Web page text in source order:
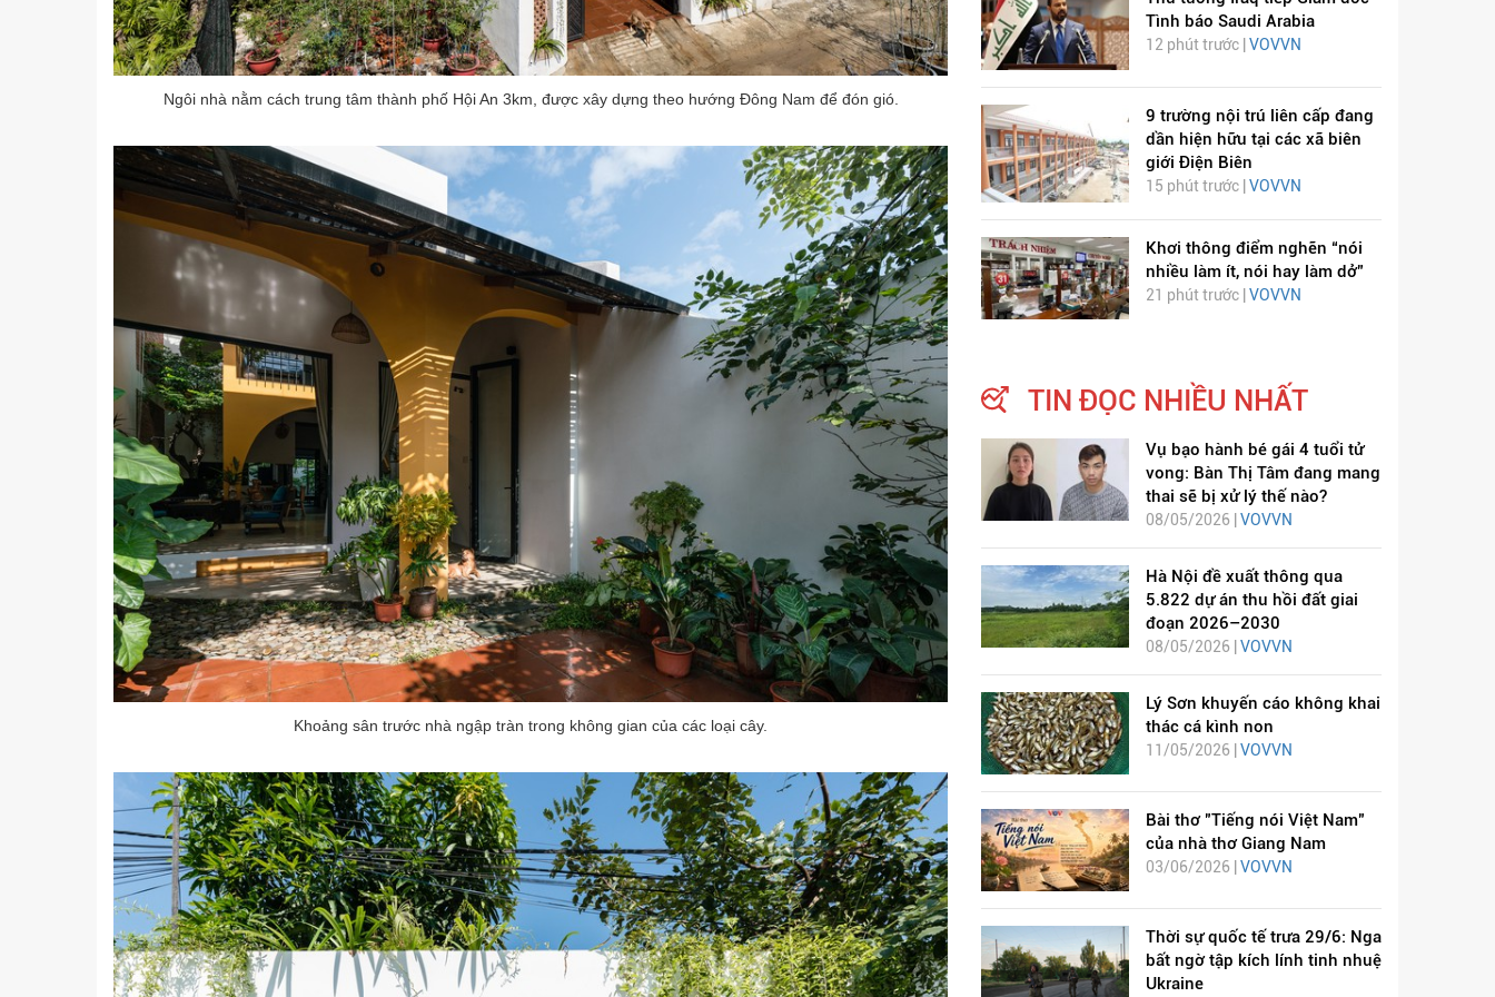
Ngôi nhà nằm cách trung tâm thành phố Hội An 3km, được xây dựng theo hướng Đông Nam để đón gió.
Khoảng sân trước nhà ngập tràn trong không gian của các loại cây.
Tình báo Saudi Arabia
12 phút trước | VOVVN
9 trường nội trú liên cấp đang
dần hiện hữu tại các xã biên
giới Điện Biên
15 phút trước |VOVVN
Khơi thông điểm nghẽn “nói
nhiều làm ít, nói hay làm dở”
21 phút trước | VOVVN
TIN ĐỌC NHIỀU NHẤT
Vụ bạo hành bé gái 4 tuổi tử
vong: Bàn Thị Tâm đang mang
thai sẽ bị xử lý thế nào?
08/05/2026 | VOVVN
Hà Nội đề xuất thông qua
5.822 dự án thu hồi đất giai
đoạn 2026–2030
08/05/2026 | VOVVN
Lý Sơn khuyến cáo không khai
thác cá kình non
11/05/2026 | VOVVN
Bài thơ "Tiếng nói Việt Nam"
của nhà thơ Giang Nam
03/06/2026 | VOVVN
Thời sự quốc tế trưa 29/6: Nga
bất ngờ tập kích lính tinh nhuệ
Ukraine